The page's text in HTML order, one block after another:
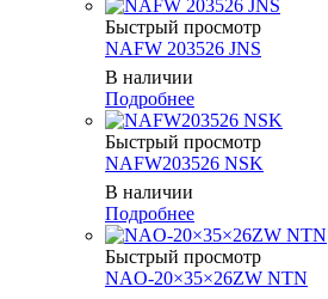
Быстрый просмотр
NAFW 203526 JNS
В наличии
Подробнее
Быстрый просмотр
NAFW203526 NSK
В наличии
Подробнее
Быстрый просмотр
NAO-20×35×26ZW NTN